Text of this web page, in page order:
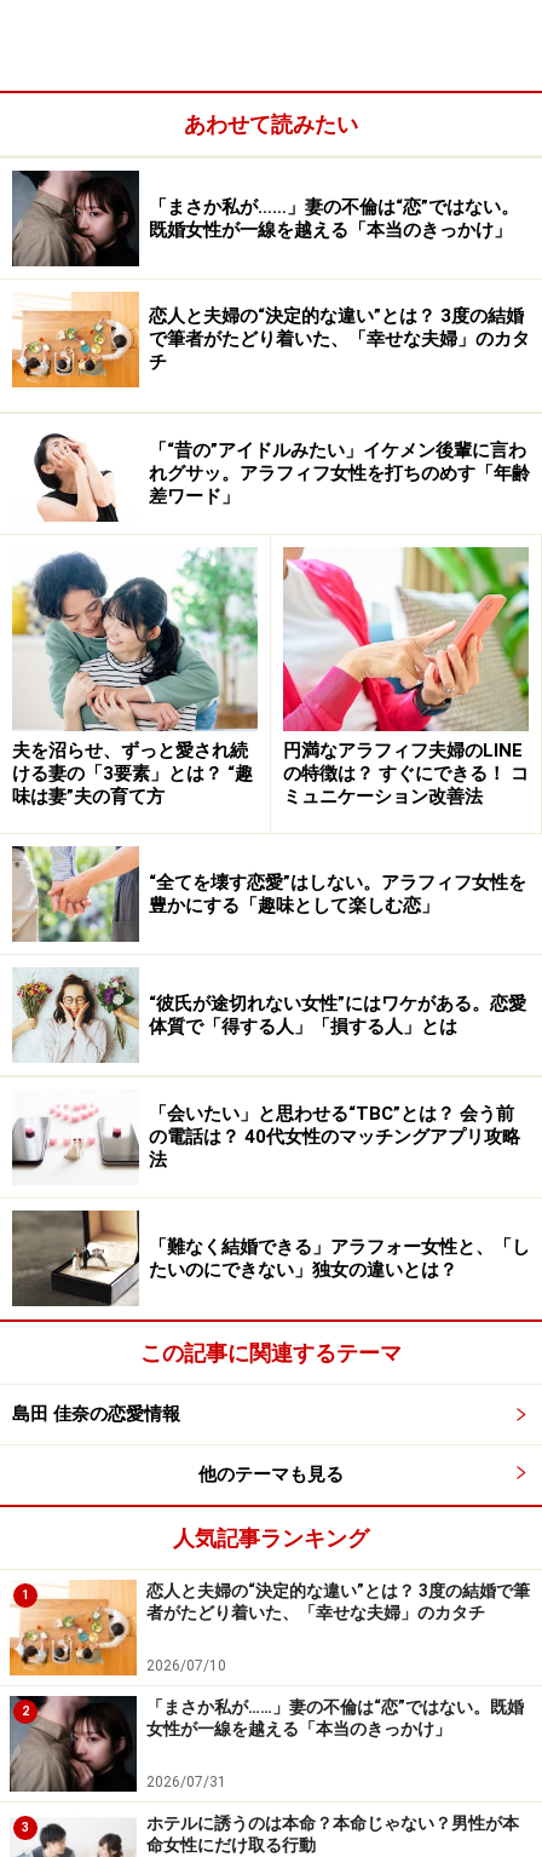
「好き」と「付き合う」は同じベクトルの感情ではあり
「好き」は理屈では説明できない心の抑揚。例えば、頭
ではダメと分かっていてもクズな奴と別れられず「でも
好きなの」と思う感情。どんなに賢い人であろうと「好
き」という気持ちは自分ではコントロールできないので
す。
対して「付き合う」は契約そのもの。極端なことを言え
ば「付き合おう」と言った相手のことを1ミリも好きで
なくても「お金持ちだからいいか」とOKすれば、交際と
いう「契約」は成立します。
「好きだけど付き合えない」と言う側の心
理状態は？
では「好きだけど付き合えない」という気持ちは、どの
ような心理状態なのでしょうか。
1. 他に恋人がいるから「好きだけど付き合えない」
付き合えない」
3. 恋人にしたいタイプとは違うから「好きだけど付き合
えない」
4. 付き合ったら面倒なタイプっぽいから「好きだけど付
うち1と2は第三者が理由になっているので「今」は付き
合えないけれど「将来」第三者の事情が変われば、付き
「好き」が継続していればの話ですが。
3と4については、残念ながら今後も付き合える可能性は
低め。なぜならそれは「付き合えない」ではなく「付き
合いたくない」が答えだから。
しかし前述した通り、好きと付き合うは別物です。つま
り何らかの「付き合いたくない理由」が解決すれば、可
能性がないわけではありません。
あわせて読みたい
「まさか私が……」妻の不倫は“恋”ではない。
既婚女性が一線を越える「本当のきっかけ」
恋人と夫婦の“決定的な違い”とは？ 3度の結婚
で筆者がたどり着いた、「幸せな夫婦」のカタ
チ
「“昔の”アイドルみたい」イケメン後輩に言わ
れグサッ。アラフィフ女性を打ちのめす「年齢
差ワード」
夫を沼らせ、ずっと愛され続
ける妻の「3要素」とは？ “趣
味は妻”夫の育て方
円満なアラフィフ夫婦のLINE
の特徴は？ すぐにできる！ コ
ミュニケーション改善法
“全てを壊す恋愛”はしない。アラフィフ女性を
豊かにする「趣味として楽しむ恋」
“彼氏が途切れない女性”にはワケがある。恋愛
体質で「得する人」「損する人」とは
「会いたい」と思わせる“TBC”とは？ 会う前
の電話は？ 40代女性のマッチングアプリ攻略
法
「難なく結婚できる」アラフォー女性と、「し
たいのにできない」独女の違いとは？
この記事に関連するテーマ
島田 佳奈の恋愛情報
他のテーマも見る
人気記事ランキング
1
恋人と夫婦の“決定的な違い”とは？ 3度の結婚で筆
者がたどり着いた、「幸せな夫婦」のカタチ
2026/07/10
2
「まさか私が……」妻の不倫は“恋”ではない。既婚
女性が一線を越える「本当のきっかけ」
2026/07/31
3
ホテルに誘うのは本命？本命じゃない？男性が本
命女性にだけ取る行動